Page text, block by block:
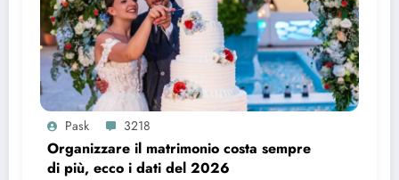
Pask 3218
Organizzare il matrimonio costa sempre
di più, ecco i dati del 2026